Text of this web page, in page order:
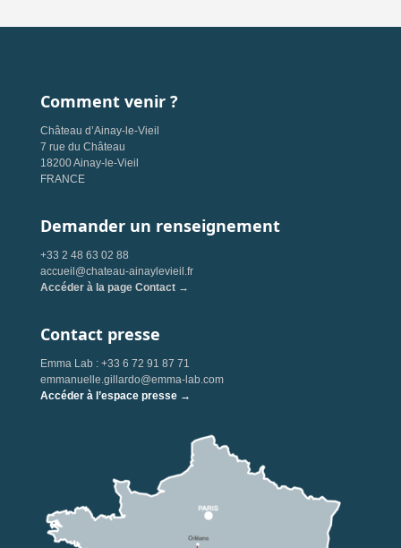
Comment venir ?
Château d’Ainay-le-Vieil
7 rue du Château
18200 Ainay-le-Vieil
FRANCE
Demander un renseignement
+33 2 48 63 02 88
accueil@chateau-ainaylevieil.fr
Accéder à la page Contact →
Contact presse
Emma Lab : +33 6 72 91 87 71
emmanuelle.gillardo@emma-lab.com
Accéder à l’espace presse →